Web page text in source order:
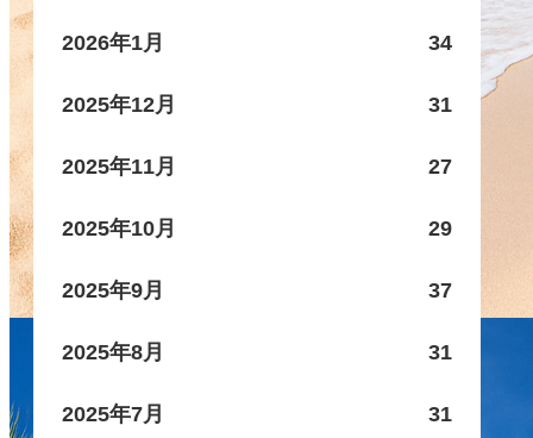
2026年1月 34
2025年12月 31
2025年11月 27
2025年10月 29
2025年9月 37
2025年8月 31
2025年7月 31